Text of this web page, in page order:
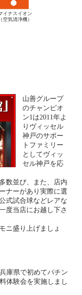
イナスイオン
（空気清浄機）
山善グループ
のチャンピオ
ン1は2011年よ
りヴィッセル
神戸のサポー
トファミリー
としてヴィッ
セル神戸を応
数並び、また、店内
ナーがあり実際に選
式試合球などレアな
度当店にお越し下さ
ニ盛り上げましょ
庫県で初めてパチン
体験会を実施しまし